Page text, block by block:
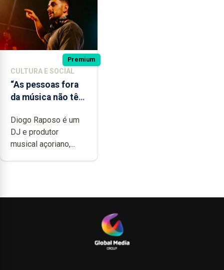
Premium
CULTURA E SOCIAL
“As pessoas fora
da música não têm
difícil é produzir
uma música”
Diogo Raposo é um
DJ e produtor
musical açoriano,...